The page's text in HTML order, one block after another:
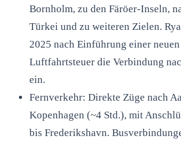
Bornholm, zu den Färöer-Inseln,
Türkei und zu weiteren Zielen.
2025 nach Einführung einer
Luftfahrtsteuer die Verbindung
ein.
Fernverkehr: Direkte Züge nach
Kopenhagen (~4 Std.), mit
bis Frederikshavn.